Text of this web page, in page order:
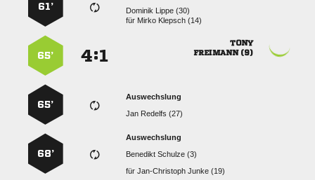
  
für   
61’

 
:
65’
Auswechslung
  
65’
Auswechslung
  
für  
68’